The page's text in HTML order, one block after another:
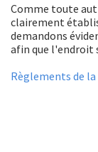
Comme toute
clairement
demandons
afin que l'endroit
Règlements de